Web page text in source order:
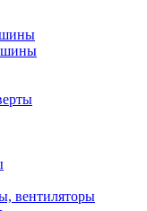
вентиляторы